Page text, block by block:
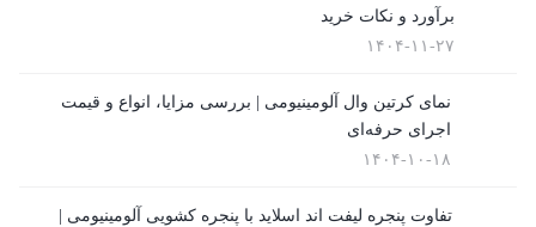
برآورد و نکات خرید
۱۴۰۴-۱۱-۲۷
نمای کرتین وال آلومینیومی | بررسی مزایا، انواع و قیمت
اجرای حرفه‌ای
۱۴۰۴-۱۰-۱۸
تفاوت پنجره لیفت اند اسلاید با پنجره کشویی آلومینیومی |